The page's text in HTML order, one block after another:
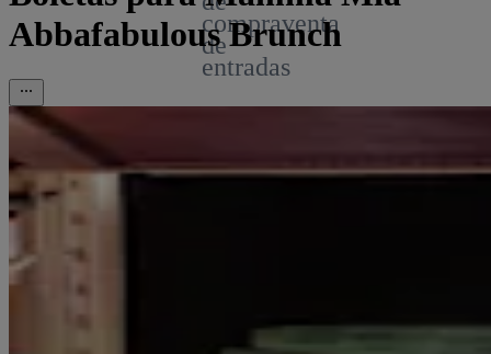
compraventa
de
entradas
Abbafabulous Brunch